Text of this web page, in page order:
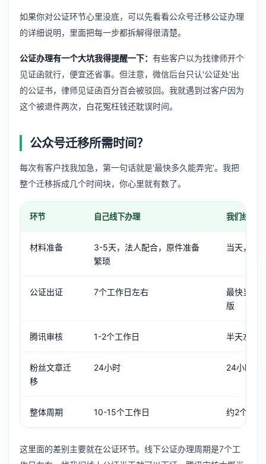
如果你对公证环节心里没底，可以先看看公众号迁移公证办理
的详细说明，里面把每一步都拆解得很清楚。
公证办理有一个大坑我得提醒一下： 有些客户以为找律师开个
见证函就行，便宜还省事。但注意，微信后台只认'公证处'出
的公证书，律师见证函百分百会被驳回。我就遇到过客户因为
这个被退件两次，白花冤枉钱还耽误时间。
公众号迁移所需时间？
每次有客户找我加急，第一句话就是'最快多久能弄完'。我把
整个迁移拆成几个时间块，你心里就有数了。
环节 自己线下办理 我们线上
材料准备
3-5天，法人配合，原件准备
繁琐
当天，电
公证出证 7个工作日左右
最快当天
版
腾讯审核 1-2个工作日 半天左右
粉丝文章迁
移
24小时 24小时
整体周期 10-15个工作日 约2个工作
这里面的差别主要就在公证环节。线下公证办理周期是7个工